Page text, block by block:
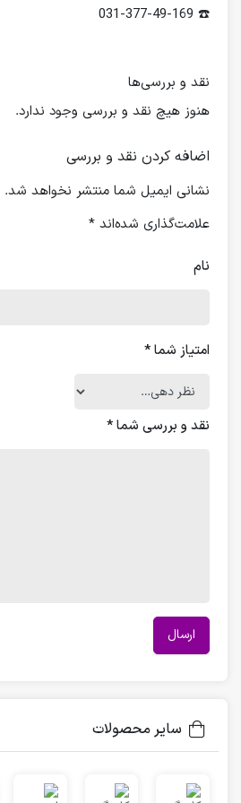
☎️ 031-377-49-169
نقد و بررسی‌ها
هنوز هیچ نقد و بررسی وجود ندارد.
اضافه کردن نقد و بررسی
نشانی ایمیل شما منتشر نخواهد شد.
علامت‌گذاری شده‌اند *
نام
امتیاز شما*
نقد و بررسی شما*
سایر محصولات